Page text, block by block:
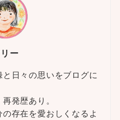
ー
日々の思いをブログに
発歴あり。
存在を愛おしくなるよ